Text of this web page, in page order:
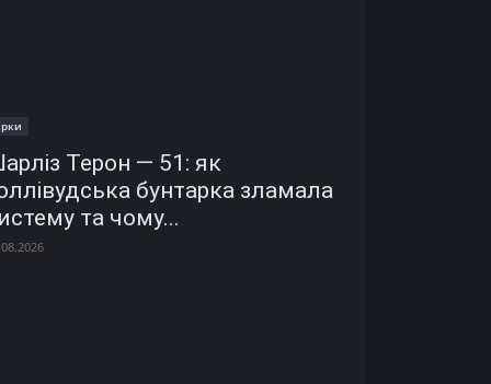
Терон — 51: як
бунтарка зламала
та чому...